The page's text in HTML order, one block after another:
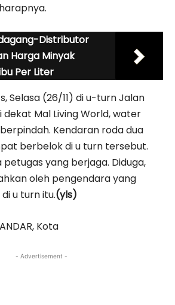
Distributor
Harga Minyak
Per Liter
Selasa (26/11) di u-turn Jalan
dekat Mal Living World, water
Kendaran roda dua
berbelok di u turn tersebut.
yang berjaga. Diduga,
oleh pengendara yang
u turn itu.(yls)
Kota
- Advertisement -